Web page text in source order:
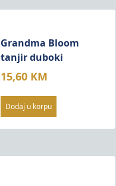
Grandma Bloom
tanjir duboki
15,60 KM
Dodaj u korpu